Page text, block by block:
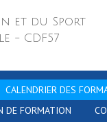
et du Sport
- CDF57
CALENDRIER DES
DE FORMATION